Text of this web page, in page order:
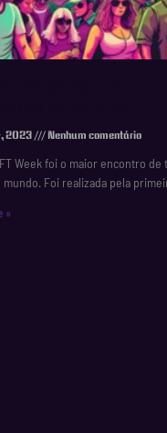
2023 Nenhum comentário
Week foi o maior encontro
mundo. Foi realizada pela
»